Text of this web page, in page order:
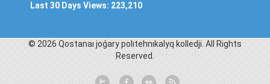
Last 30 Days Views: 223,210
© 2026 Qostanaı joǵary polıtehnıkalyq kolledjі. All Rights
Reserved.